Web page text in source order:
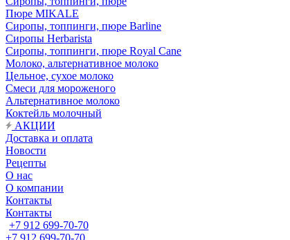
Пюре MIKALE
Сиропы, топпинги, пюре Barline
Сиропы Herbarista
Сиропы, топпинги, пюре Royal Cane
Молоко, альтернативное молоко
Цельное, сухое молоко
Смеси для мороженого
Альтернативное молоко
Коктейль молочный
АКЦИИ
Доставка и оплата
Новости
Рецепты
О нас
О компании
Контакты
Контакты
+7 912 699-70-70
+7 912 699-70-70